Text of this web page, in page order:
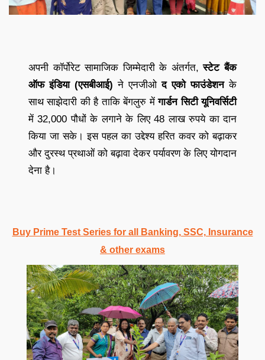
अपनी कॉर्पोरेट सामाजिक जिम्मेदारी के अंतर्गत,स्टेट बैंक
ऑफ इंडिया (एसबीआई) ने एनजीओद एको फाउंडेशनके
साथ साझेदारी की है ताकि बेंगलुरु मेंगार्डन सिटी यूनिवर्सिटी
में 32,000 पौधों के लगाने के लिए 48 लाख रुपये का दान
किया जा सके। इस पहल का उद्देश्य हरित कवर को बढ़ाकर
और दुरस्थ प्रथाओं को बढ़ावा देकर पर्यावरण के लिए योगदान
देना है।
Buy Prime Test Series for all Banking, SSC, Insurance
& other exams